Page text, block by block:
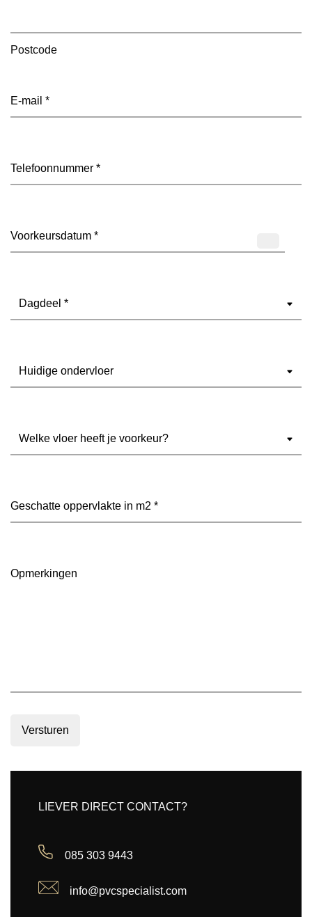
Postcode
E-
Telefoon
Datum (Vereist)
Dagdeel (Vereist)
Ondervloer (Vereist)
Welke
Geschatte
Opmerkingen
Versturen
LIEVER DIRECT CONTACT?
085 303 9443
info@pvcspecialist.com